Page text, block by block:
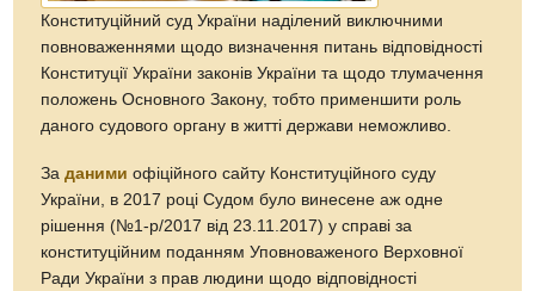
Конституційний суд України наділений виключними
повноваженнями щодо визначення питань відповідності
Конституції України законів України та щодо тлумачення
положень Основного Закону, тобто применшити роль
даного судового органу в житті держави неможливо.
Заданими офіційного сайту Конституційного суду
України, в 2017 році Судом було винесене аж одне
рішення (№1-р/2017 від 23.11.2017) у справі за
конституційним поданням Уповноваженого Верховної
Ради України з прав людини щодо відповідності